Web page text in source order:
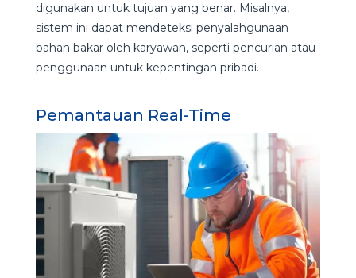
digunakan untuk tujuan yang benar. Misalnya,
sistem ini dapat mendeteksi penyalahgunaan
bahan bakar oleh karyawan, seperti pencurian atau
penggunaan untuk kepentingan pribadi.
Pemantauan Real-Time